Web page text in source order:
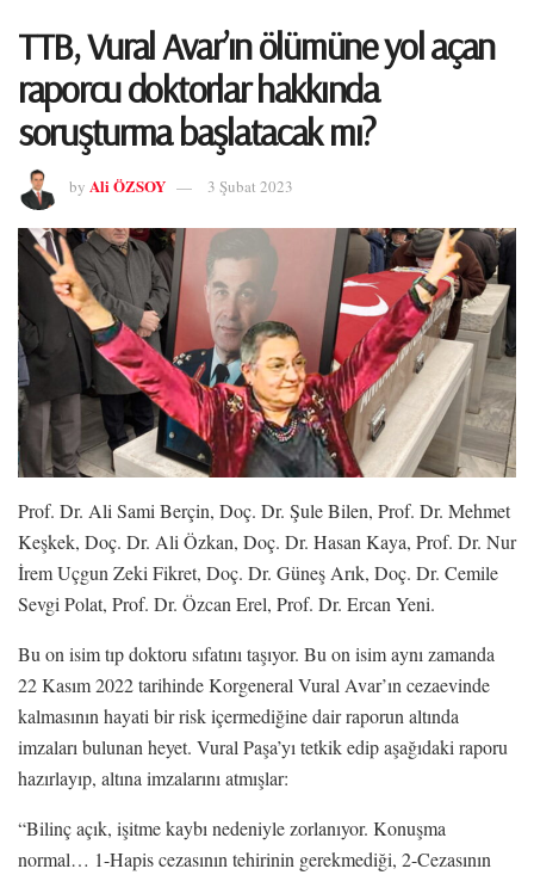
TTB, Vural Avar’ın ölümüne yol açan
raporcu doktorlar hakkında
soruşturma başlatacak mı?
by Ali ÖZSOY 3 Şubat 2023
Prof. Dr. Ali Sami Berçin, Doç. Dr. Şule Bilen, Prof. Dr. Mehmet
Keşkek, Doç. Dr. Ali Özkan, Doç. Dr. Hasan Kaya, Prof. Dr. Nur
İrem Uçgun Zeki Fikret, Doç. Dr. Güneş Arık, Doç. Dr. Cemile
Sevgi Polat, Prof. Dr. Özcan Erel, Prof. Dr. Ercan Yeni.
Bu on isim tıp doktoru sıfatını taşıyor. Bu on isim aynı zamanda
22 Kasım 2022 tarihinde Korgeneral Vural Avar’ın cezaevinde
kalmasının hayati bir risk içermediğine dair raporun altında
imzaları bulunan heyet. Vural Paşa’yı tetkik edip aşağıdaki raporu
hazırlayıp, altına imzalarını atmışlar:
“Bilinç açık, işitme kaybı nedeniyle zorlanıyor. Konuşma
normal… 1-Hapis cezasının tehirinin gerekmediği, 2-Cezasının